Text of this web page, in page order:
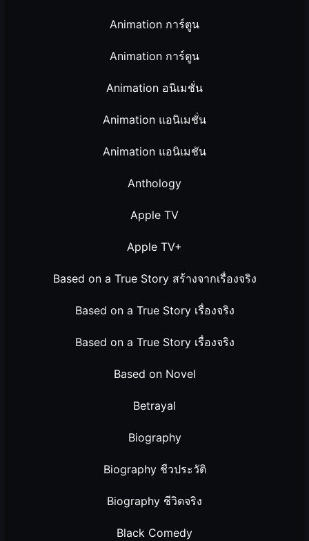
Animation การ์ตูน
Animation การ์ตูน
Animation อนิเมชั่น
Animation แอนิเมชั่น
Animation แอนิเมชัน
Anthology
Apple TV
Apple TV+
Based on a True Story สร้างจากเรื่องจริง
Based on a True Story เรื่องจริง
Based on a True Story เรื่องจริง
Based on Novel
Betrayal
Biography
Biography ชีวประวัติ
Biography ชีวิตจริง
Black Comedy